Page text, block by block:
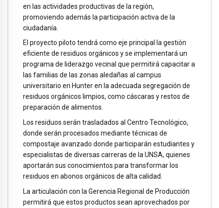
en las actividades productivas de la región,
promoviendo además la participación activa de la
ciudadanía.
El proyecto piloto tendrá como eje principal la gestión
eficiente de residuos orgánicos y se implementará un
programa de liderazgo vecinal que permitirá capacitar a
las familias de las zonas aledañas al campus
universitario en Hunter en la adecuada segregación de
residuos orgánicos limpios, como cáscaras y restos de
preparación de alimentos.
Los residuos serán trasladados al Centro Tecnológico,
donde serán procesados mediante técnicas de
compostaje avanzado donde participarán estudiantes y
especialistas de diversas carreras de la UNSA, quienes
aportarán sus conocimientos para transformar los
residuos en abonos orgánicos de alta calidad.
La articulación con la Gerencia Regional de Producción
permitirá que estos productos sean aprovechados por